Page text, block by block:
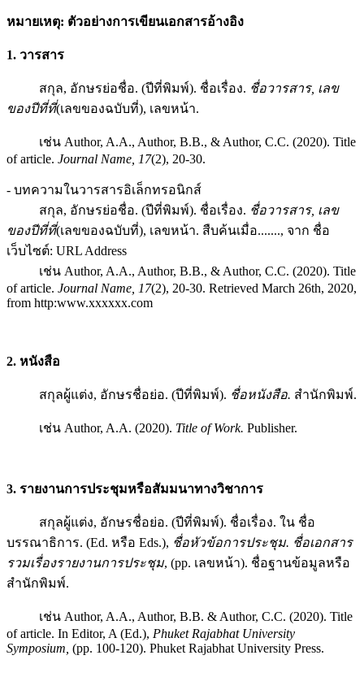
หมายเหตุ: ตัวอย่างการเขียนเอกสารอ้างอิง
1. วารสาร
สกุล, อักษรย่อชื่อ. (ปีที่พิมพ์). ชื่อเรื่อง. ชื่อวารสาร, เลข
ของปีที่ที่(เลขของฉบับที่), เลขหน้า.
เช่น Author, A.A., Author, B.B., & Author, C.C. (2020). Title
of article. Journal Name, 17(2), 20-30.
- บทความในวารสารอิเล็กทรอนิกส์
สกุล, อักษรย่อชื่อ. (ปีที่พิมพ์). ชื่อเรื่อง. ชื่อวารสาร, เลข
ของปีที่ที่(เลขของฉบับที่), เลขหน้า. สืบค้นเมื่อ......., จาก ชื่อ
เว็บไซต์: URL Address
เช่น Author, A.A., Author, B.B., & Author, C.C. (2020). Title
of article. Journal Name, 17(2), 20-30. Retrieved March 26th, 2020,
from http:www.xxxxxx.com
2. หนังสือ
สกุลผู้แต่ง, อักษรชื่อย่อ. (ปีที่พิมพ์). ชื่อหนังสือ. สํานักพิมพ์.
เช่น Author, A.A. (2020). Title of Work. Publisher.
3. รายงานการประชุมหรือสัมมนาทางวิชาการ
สกุลผู้แต่ง, อักษรชื่อย่อ. (ปีที่พิมพ์). ชื่อเรื่อง. ใน ชื่อ
บรรณาธิการ. (Ed. หรือ Eds.), ชื่อหัวข้อการประชุม. ชื่อเอกสาร
รวมเรื่องรายงานการประชุม, (pp. เลขหน้า). ชื่อฐานข้อมูลหรือ
สํานักพิมพ์.
เช่น Author, A.A., Author, B.B. & Author, C.C. (2020). Title
of article. In Editor, A (Ed.), Phuket Rajabhat University
Symposium, (pp. 100-120). Phuket Rajabhat University Press.